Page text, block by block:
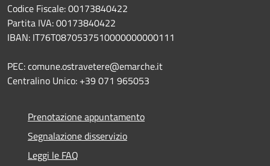
Codice Fiscale: 00173840422
Partita IVA: 00173840422
IBAN: IT76T0870537510000000000111
PEC: comune.ostravetere@emarche.it
Centralino Unico: +39 071 965053
Prenotazione appuntamento
Segnalazione disservizio
Leggi le FAQ